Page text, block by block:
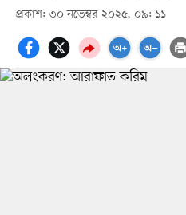
প্রকাশ: ৩০ নভেম্বর ২০২৫, ০৯: ১১